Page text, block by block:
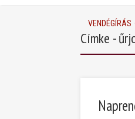
VENDÉGÍRÁS
Címke -